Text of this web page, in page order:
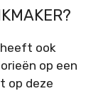
ook
op een
op deze